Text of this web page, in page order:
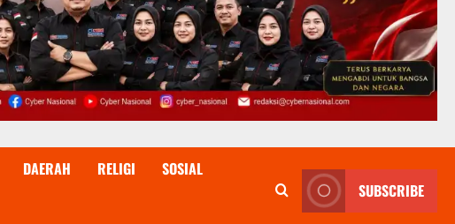
DAERAH RELIGI SOSIAL
SUBSCRIBE